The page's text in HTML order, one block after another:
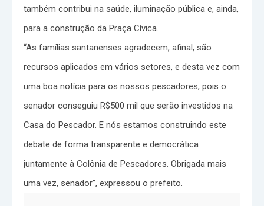
também contribui na saúde, iluminação pública e, ainda,
para a construção da Praça Cívica.
“As famílias santanenses agradecem, afinal, são
recursos aplicados em vários setores, e desta vez com
uma boa notícia para os nossos pescadores, pois o
senador conseguiu R$500 mil que serão investidos na
Casa do Pescador. E nós estamos construindo este
debate de forma transparente e democrática
juntamente à Colônia de Pescadores. Obrigada mais
uma vez, senador”, expressou o prefeito.